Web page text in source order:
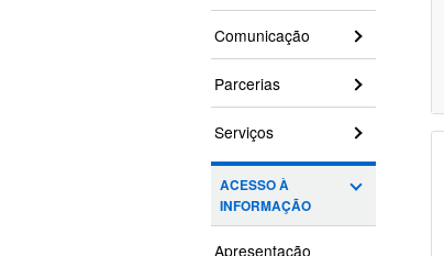
Comunicação
Parcerias
Serviços
ACESSO À
INFORMAÇÃO
Apresentação